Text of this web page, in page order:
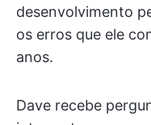
desenvolvimento
os erros que ele
anos.
Dave recebe